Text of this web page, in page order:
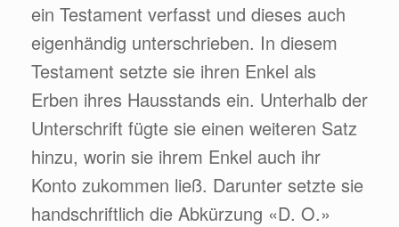
ein Testament verfasst und dieses auch
eigenhändig unterschrieben. In diesem
Testament setzte sie ihren Enkel als
Erben ihres Hausstands ein. Unterhalb der
Unterschrift fügte sie einen weiteren Satz
hinzu, worin sie ihrem Enkel auch ihr
Konto zukommen ließ. Darunter setzte sie
handschriftlich die Abkürzung «D. O.»